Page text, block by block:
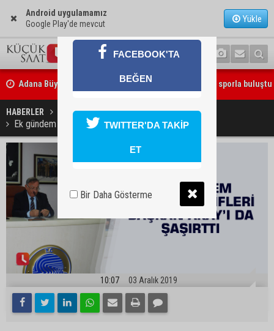
Android uygulamamız
Google Play'de mevcut
Yükle
Adana Büyükşehir Yaz Spor Okulları’nda 30 bin çocuk sporla buluştu
Beşiktaş dosyasında iki tahliye: Özcan Zenger ve Utku Caner
bırakıldı
HABERLER GÜNDEM
Ek gündem madde teklifleri Başkan Akay’ı da şaşırttı
10:07 03 Aralık 2019
FACEBOOK'TA
BEĞEN
TWITTER'DA TAKİP
ET
Bir Daha Gösterme